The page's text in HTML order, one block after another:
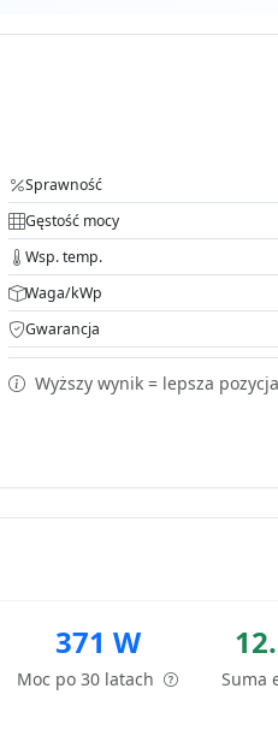
Sprawność
Gęstość mocy
Wsp. temp.
Waga/kWp
Gwarancja
Wyższy wynik = lepsza
371 W
Moc po 30 latach Suma